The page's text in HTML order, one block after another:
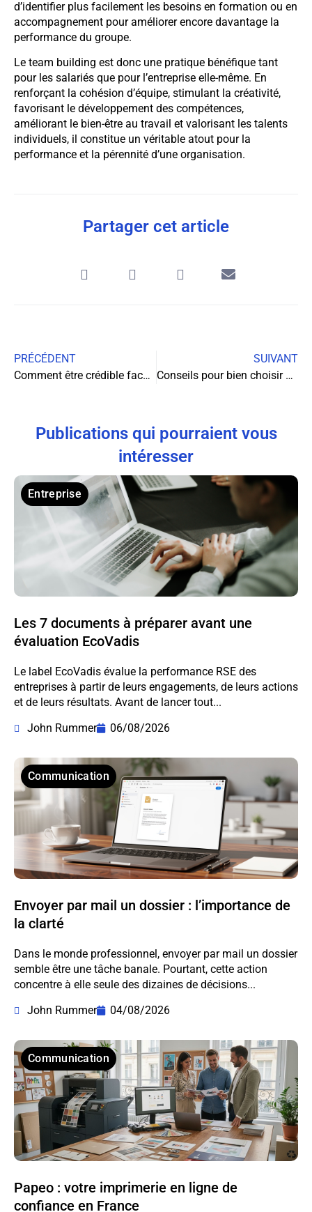
d’identifier plus facilement les besoins en formation ou en
accompagnement pour améliorer encore davantage la
performance du groupe.
Le team building est donc une pratique bénéfique tant
pour les salariés que pour l’entreprise elle-même. En
renforçant la cohésion d’équipe, stimulant la créativité,
favorisant le développement des compétences,
améliorant le bien-être au travail et valorisant les talents
individuels, il constitue un véritable atout pour la
performance et la pérennité d’une organisation.
Partager cet article
PRÉCÉDENT
Comment être crédible face à ses clients : les clés pour inspirer confiance et assurer la réussite de votre relation commerciale
SUIVANT
Conseils pour bien choisir son agence de traduction
Publications qui pourraient vous
intéresser
Entreprise
Les 7 documents à préparer avant une
évaluation EcoVadis
Le label EcoVadis évalue la performance RSE des
entreprises à partir de leurs engagements, de leurs actions
et de leurs résultats. Avant de lancer tout...
John Rummer
06/08/2026
Communication
Envoyer par mail un dossier : l’importance de
la clarté
Dans le monde professionnel, envoyer par mail un dossier
semble être une tâche banale. Pourtant, cette action
concentre à elle seule des dizaines de décisions...
John Rummer
04/08/2026
Communication
Papeo : votre imprimerie en ligne de
confiance en France